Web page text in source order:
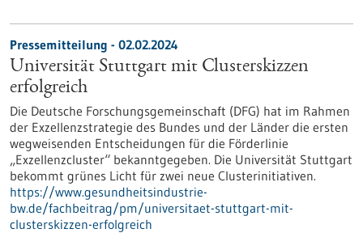
Pressemitteilung - 02.02.2024
Universität Stuttgart mit Clusterskizzen
erfolgreich
Die Deutsche Forschungsgemeinschaft (DFG) hat im Rahmen
der Exzellenzstrategie des Bundes und der Länder die ersten
wegweisenden Entscheidungen für die Förderlinie
„Exzellenzcluster“ bekanntgegeben. Die Universität Stuttgart
bekommt grünes Licht für zwei neue Clusterinitiativen.
https://www.gesundheitsindustrie-
bw.de/fachbeitrag/pm/universitaet-stuttgart-mit-
clusterskizzen-erfolgreich